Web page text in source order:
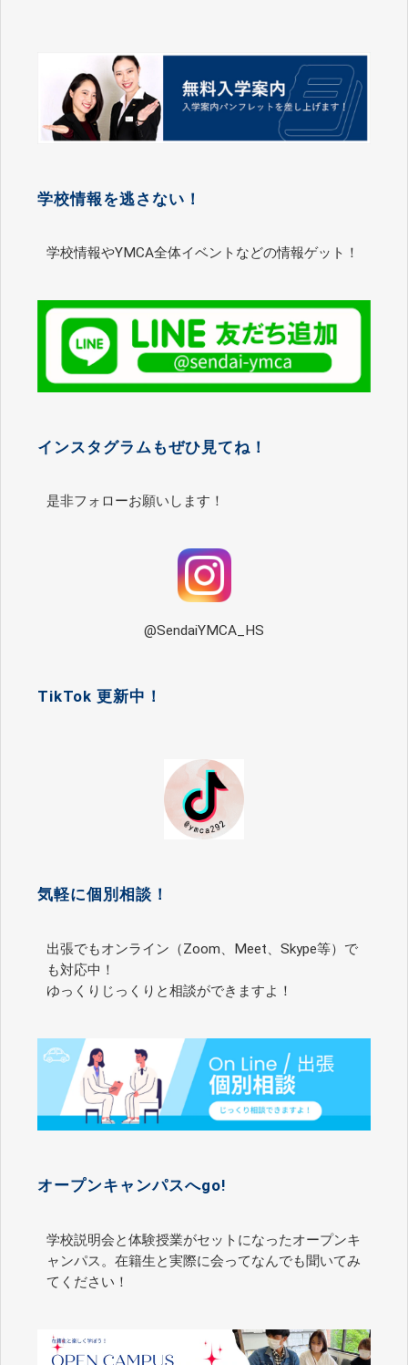
学校情報を逃さない！
学校情報やYMCA全体イベントなどの情報ゲット！
インスタグラムもぜひ見てね！
是非フォローお願いします！
@SendaiYMCA_HS
TikTok 更新中！
気軽に個別相談！
出張でもオンライン（Zoom、Meet、Skype等）で
も対応中！
ゆっくりじっくりと相談ができますよ！
オープンキャンパスへgo!
学校説明会と体験授業がセットになったオープンキ
ャンパス。在籍生と実際に会ってなんでも聞いてみ
てください！